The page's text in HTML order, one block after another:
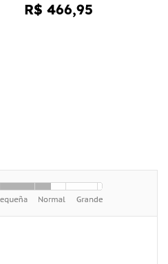
R$ 466,95